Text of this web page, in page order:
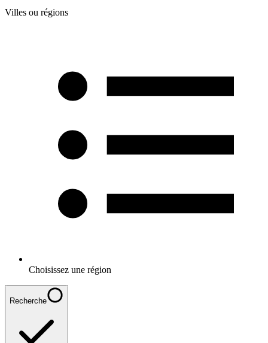
Villes ou régions
Choisissez une région
Recherche